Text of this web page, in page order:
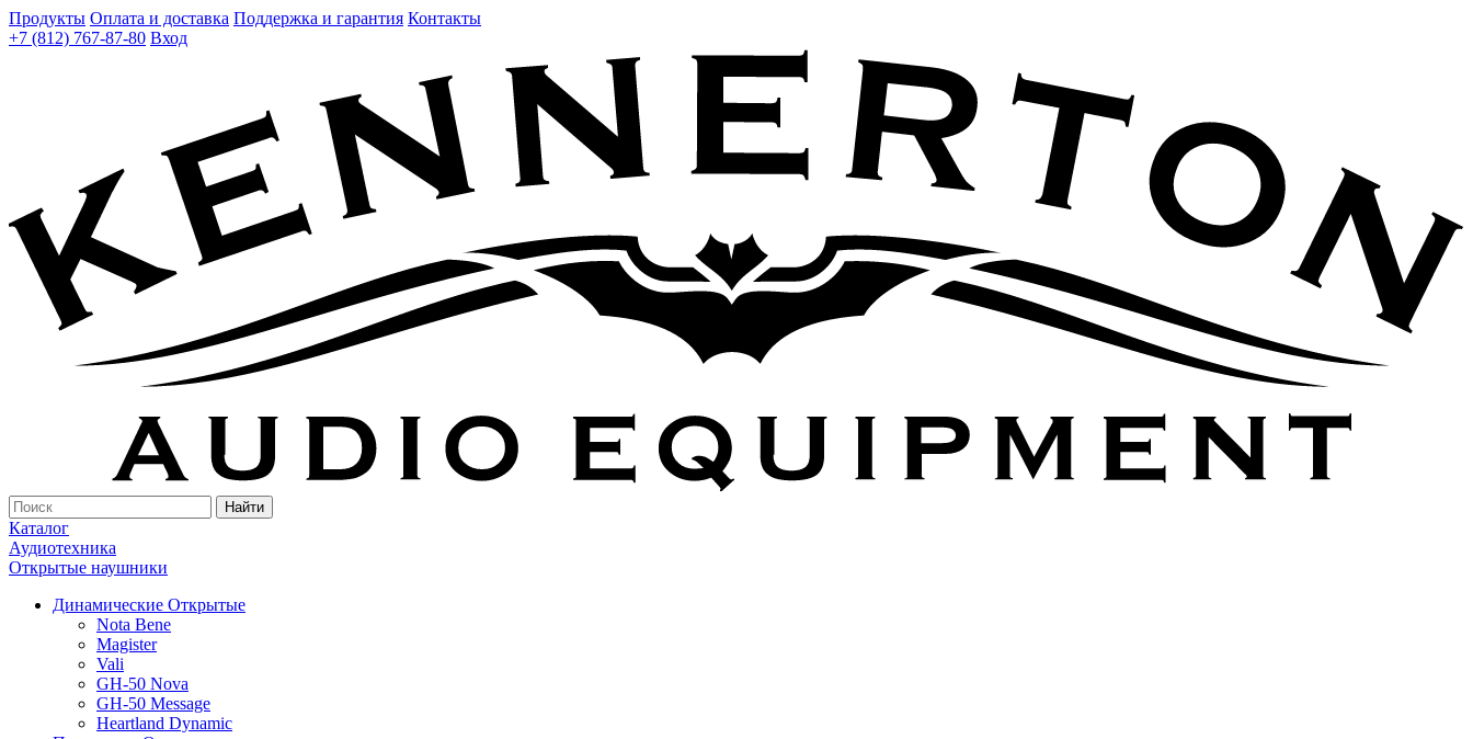
Продукты Оплата и доставка Поддержка и гарантия Контакты
+7 (812) 767-87-80 Вход
Найти
Каталог
Аудиотехника
Открытые наушники
Динамические Открытые
Nota Bene
Magister
Vali
GH-50 Nova
GH-50 Message
Heartland Dynamic